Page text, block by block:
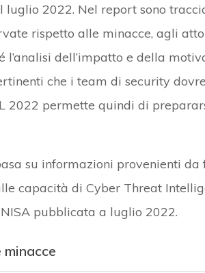
luglio 2022. Nel report sono
rispetto alle minacce, agli
l’analisi dell’impatto e della
che i team di security
2022 permette quindi di
su informazioni provenienti
capacità di Cyber Threat
pubblicata a luglio 2022.
minacce